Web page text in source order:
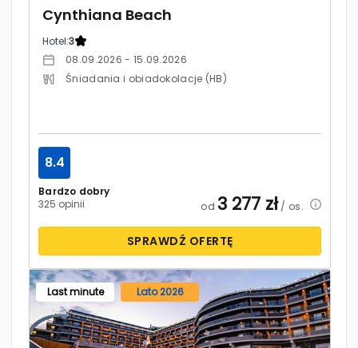
Cynthiana Beach
Hotel:3
08.09.2026 - 15.09.2026
Śniadania i obiadokolacje (HB)
Bardzo dobry
325 opinii
8.4
od 3 277 zł/ os.
SPRAWDŹ OFERTĘ
Last minute Lato 2026